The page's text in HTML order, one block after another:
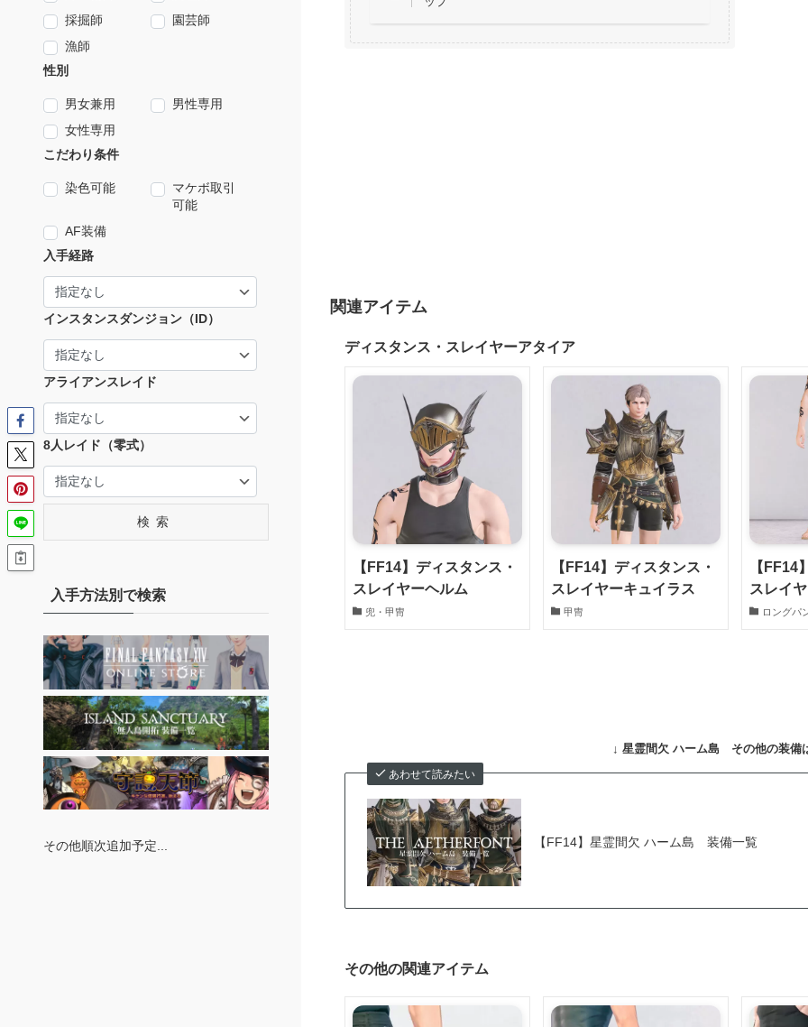
関連アイテム
ディスタンス・スレイヤーアタイア
【FF14】ディスタンス・
スレイヤーヘルム
兜・甲冑
【FF14】ディスタンス・
スレイヤーキュイラス
甲冑
【FF14
スレイ
ロングパ
↓ 星霊間欠 ハーム島 その他の装備
あわせて読みたい
【FF14】星霊間欠 ハーム島 装備一覧
その他の関連アイテム
採掘師
園芸師
漁師
性別
男女兼用
男性専用
女性専用
こだわり条件
染色可能
マケボ取引
可能
AF装備
入手経路
インスタンスダンジョン（ID）
アライアンスレイド
8人レイド（零式）
検索
入手方法別で検索
その他順次追加予定...